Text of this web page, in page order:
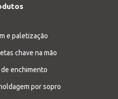
e paletização
chave na mão
enchimento
por sopro